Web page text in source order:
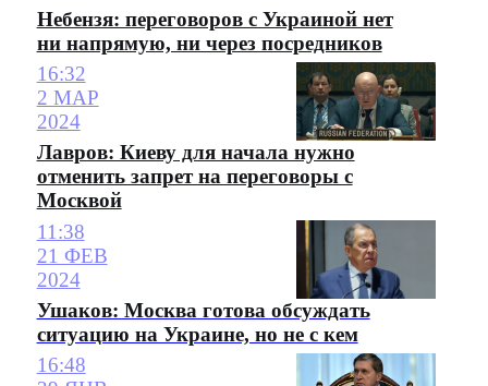
Небензя: переговоров с Украиной нет
ни напрямую, ни через посредников
16:32
2 МАР
2024
Лавров: Киеву для начала нужно
отменить запрет на переговоры с
Москвой
11:38
21 ФЕВ
2024
Ушаков: Москва готова обсуждать
ситуацию на Украине, но не с кем
16:48